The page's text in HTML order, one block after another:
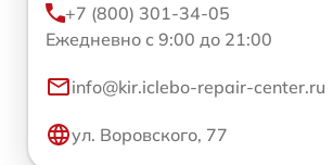
+7 (800) 301-34-05
Ежедневно с 9:00 до 21:00
info@kir.iclebo-repair-center.ru
ул. Воровского, 77